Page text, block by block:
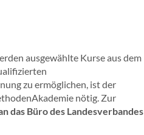
ausgewählte Kurse aus dem
zu ermöglichen, ist der
nötig. Zur
das Büro des Landesverbandes